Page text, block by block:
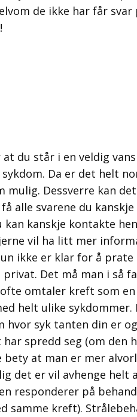
de ikke har får svar
at du står i en veldig
Da er det helt
mulig. Dessverre kan
alle svarene du
kan kanskje kontakte
vil ha litt mer
ikke er klar for å
privat. Det må man i så
ofte omtaler kreft som
helt ulike
hvor syk tanten din er
spredd seg (om den
at man er mer
det er vil avhenge
responderer på
samme kreft).